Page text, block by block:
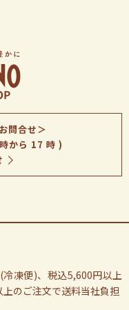
問合せ＞
から 17 時 )
凍便)、税込5,600円以上
のご注文で送料当社負担